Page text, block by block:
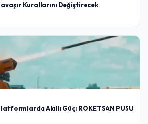
Kurallarını Değiştirecek
Akıllı Güç: ROKETSAN PUSU